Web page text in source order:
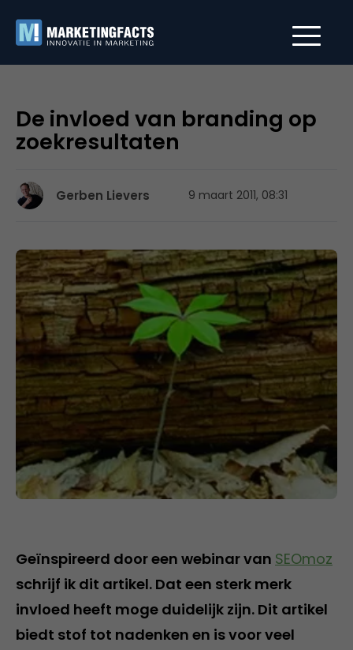
De invloed van branding op
zoekresultaten
Gerben Lievers 9 maart 2011, 08:31
Geïnspireerd door een webinar van SEOmoz
schrijf ik dit artikel. Dat een sterk merk
invloed heeft moge duidelijk zijn. Dit artikel
biedt stof tot nadenken en is voor veel